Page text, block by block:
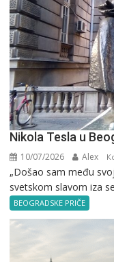
Nikola Tesla u
10/07/2026 Alex
„Došao sam među
svetskom slavom iza
BEOGRADSKE PRIČE